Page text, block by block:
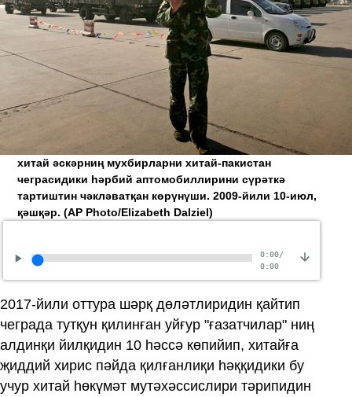
хитай әскәрниң мухбирларни хитай-пакистан
чеграсидики һәрбий аптомобиллирини сүрәткә
тартиштин чәкләватқан көрүнүши. 2009-йили 10-июл,
қәшқәр.(AP Photo/Elizabeth Dalziel)
0:00/
0:00
2017‏-йили оттура шәрқ дөләтлиридин қайтип
чеграда тутқун қилинған уйғур "ғазатчилар" ниң
алдинқи йилқидин 10 һәссә көпийип, хитайға
җиддий хирис пәйда қилғанлиқи һәққидики бу
учур хитай һөкүмәт мутәхәссислири тәрипидин